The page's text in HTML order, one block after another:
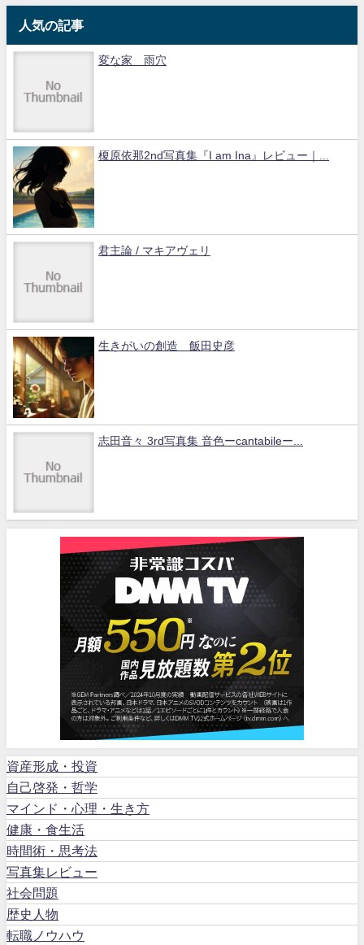
人気の記事
変な家 雨穴
榎原依那2nd写真集『I am Ina』レビュー｜...
君主論 / マキアヴェリ
生きがいの創造 飯田史彦
志田音々 3rd写真集 音色ーcantabileー...
資産形成・投資
自己啓発・哲学
マインド・心理・生き方
健康・食生活
時間術・思考法
写真集レビュー
社会問題
歴史人物
転職ノウハウ